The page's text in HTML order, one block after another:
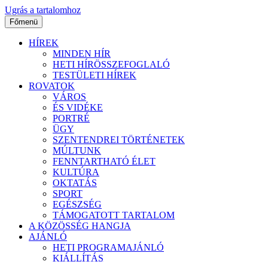
Ugrás a tartalomhoz
Főmenü
HÍREK
MINDEN HÍR
HETI HÍRÖSSZEFOGLALÓ
TESTÜLETI HÍREK
ROVATOK
VÁROS
ÉS VIDÉKE
PORTRÉ
ÜGY
SZENTENDREI TÖRTÉNETEK
MÚLTUNK
FENNTARTHATÓ ÉLET
KULTÚRA
OKTATÁS
SPORT
EGÉSZSÉG
TÁMOGATOTT TARTALOM
A KÖZÖSSÉG HANGJA
AJÁNLÓ
HETI PROGRAMAJÁNLÓ
KIÁLLÍTÁS